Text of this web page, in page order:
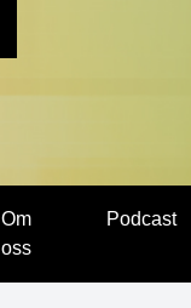
Om
oss
Podcast